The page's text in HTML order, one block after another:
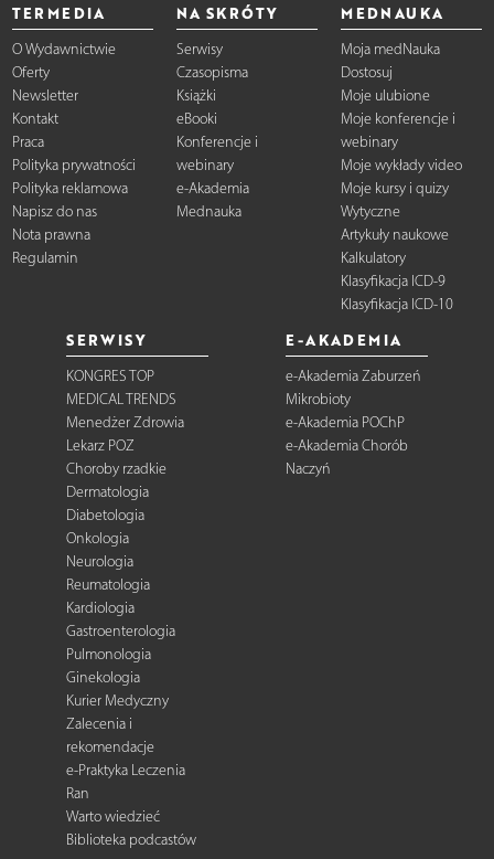
TERMEDIA
O Wydawnictwie
Oferty
Newsletter
Kontakt
Praca
Polityka prywatności
Polityka reklamowa
Napisz do nas
Nota prawna
Regulamin
NA SKRÓTY
Serwisy
Czasopisma
Książki
eBooki
Konferencje i
webinary
e-Akademia
Mednauka
MEDNAUKA
Moja medNauka
Dostosuj
Moje ulubione
Moje konferencje i
webinary
Moje wykłady video
Moje kursy i quizy
Wytyczne
Artykuły naukowe
Kalkulatory
Klasyfikacja ICD-9
Klasyfikacja ICD-10
SERWISY
KONGRES TOP
MEDICAL TRENDS
Menedżer Zdrowia
Lekarz POZ
Choroby rzadkie
Dermatologia
Diabetologia
Onkologia
Neurologia
Reumatologia
Kardiologia
Gastroenterologia
Pulmonologia
Ginekologia
Kurier Medyczny
Zalecenia i
rekomendacje
e-Praktyka Leczenia
Ran
Warto wiedzieć
Biblioteka podcastów
E-AKADEMIA
e-Akademia Zaburzeń
Mikrobioty
e-Akademia POChP
e-Akademia Chorób
Naczyń